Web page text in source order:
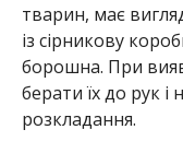
тварин, має
із сірникову
борошна. При
берати їх до рук і
розкладання.